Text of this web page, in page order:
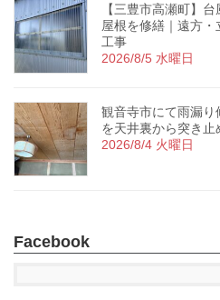
【三豊市高瀬町】
屋根を修繕｜遠方
工事
2026/8/5 水曜日
観音寺市にて雨漏り
を天井裏から突き止
2026/8/4 火曜日
Facebook